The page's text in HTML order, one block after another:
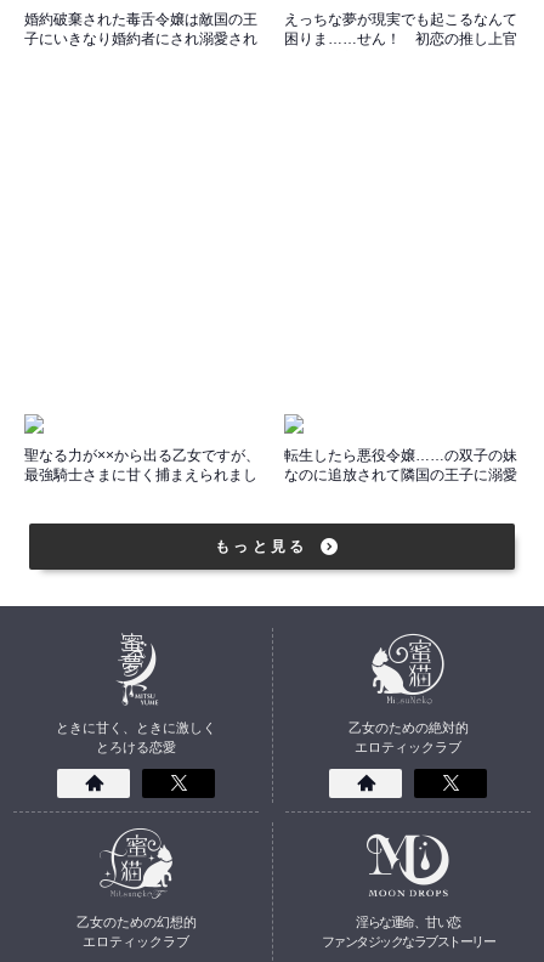
婚約破棄された毒舌令嬢は敵国の王
子にいきなり婚約者にされ溺愛され
えっちな夢が現実でも起こるなんて
困りま……せん！ 初恋の推し上官
聖なる力が××から出る乙女ですが、
最強騎士さまに甘く捕まえられまし
転生したら悪役令嬢……の双子の妹
なのに追放されて隣国の王子に溺愛
もっと見る
ときに甘く、ときに激しく
とろける恋愛
乙女のための絶対的
エロティックラブ
乙女のための幻想的
エロティックラブ
淫らな運命、甘い恋
ファンタジックなラブストーリー